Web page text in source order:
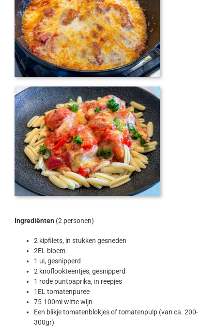
Ingrediënten (2 personen)
2 kipfilets, in stukken gesneden
2EL bloem
1 ui, gesnipperd
2 knoflookteentjes, gesnipperd
1 rode puntpaprika, in reepjes
1EL tomatenpuree
75-100ml witte wijn
Een blikje tomatenblokjes of tomatenpulp (van ca. 200-
300gr)